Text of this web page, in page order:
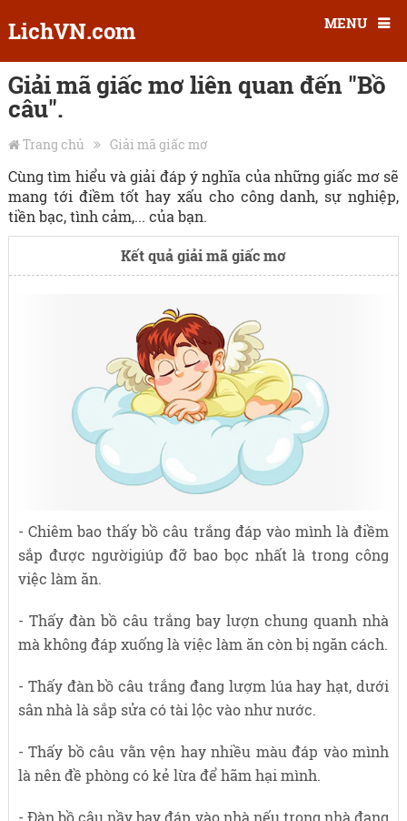
LichVN.com MENU
Giải mã giấc mơ liên quan đến "Bồ
câu".
Trang chủ Giải mã giấc mơ
Cùng tìm hiểu và giải đáp ý nghĩa của những giấc mơ sẽ
mang tới điềm tốt hay xấu cho công danh, sự nghiệp,
tiền bạc, tình cảm,... của bạn.
Kết quả giải mã giấc mơ
- Chiêm bao thấy bồ câu trắng đáp vào mình là điềm
sắp được ngườigiúp đỡ bao bọc nhất là trong công
việc làm ăn.
- Thấy đàn bồ câu trắng bay lượn chung quanh nhà
mà không đáp xuống là việc làm ăn còn bị ngăn cách.
- Thấy đàn bồ câu trắng đang lượm lúa hay hạt, dưới
sân nhà là sắp sửa có tài lộc vào như nước.
- Thấy bồ câu vằn vện hay nhiều màu đáp vào mình
là nên đề phòng có kẻ lừa để hãm hại mình.
- Đàn bồ câu nầy bay đáp vào nhà nếu trong nhà đang